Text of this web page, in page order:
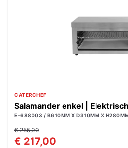
CATERCHEF
Salamander enkel | Elektrisch
E-688003 / B610MM X D310MM X
€ 255,00
€ 217,00